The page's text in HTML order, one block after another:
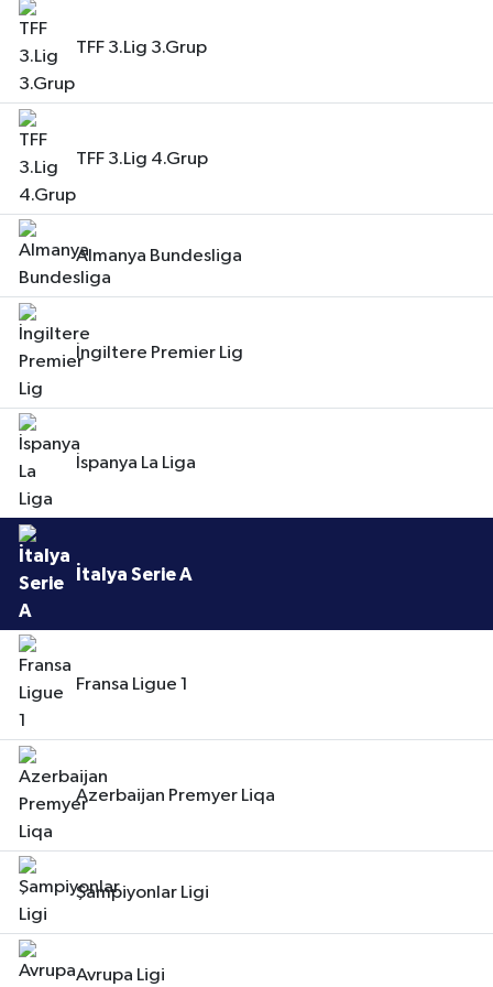
TFF 3.Lig 3.Grup
TFF 3.Lig 4.Grup
Almanya Bundesliga
İngiltere Premier Lig
İspanya La Liga
İtalya Serie A
Fransa Ligue 1
Azerbaijan Premyer Liqa
Şampiyonlar Ligi
Avrupa Ligi